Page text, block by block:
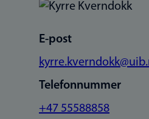
E-post
Telefonnummer
+47 55588858